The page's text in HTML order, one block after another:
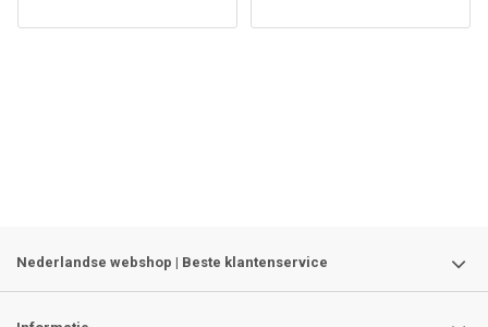
Nederlandse webshop | Beste klantenservice